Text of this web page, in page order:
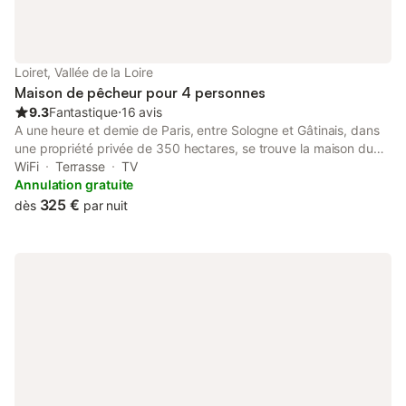
Loiret, Vallée de la Loire
Maison de pêcheur pour 4 personnes
9.3Fantastique⋅16 avis
A une heure et demie de Paris, entre Sologne et Gâtinais, dans
une propriété privée de 350 hectares, se trouve la maison du
pêcheur. Elle est située en pleine nature dans les bois, face à un
magnifique étang de 8 hectares. En toute saison l'étang est un
spectacle avec ses oies et ses canards sauvages. En vous
WiFi Terrasse
TV
Annulation gratuite
dès 325 € par nuit